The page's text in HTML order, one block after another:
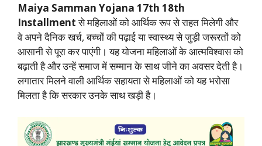
Maiya Samman Yojana 17th 18th
Installmentसे महिलाओं को आर्थिक रूप से राहत मिलेगी और
वे अपने दैनिक खर्च, बच्चों की पढ़ाई या स्वास्थ्य से जुड़ी जरूरतों को
आसानी से पूरा कर पाएंगी। यह योजना महिलाओं के आत्मविश्वास को
बढ़ाती है और उन्हें समाज में सम्मान के साथ जीने का अवसर देती है।
लगातार मिलने वाली आर्थिक सहायता से महिलाओं को यह भरोसा
मिलता है कि सरकार उनके साथ खड़ी है।